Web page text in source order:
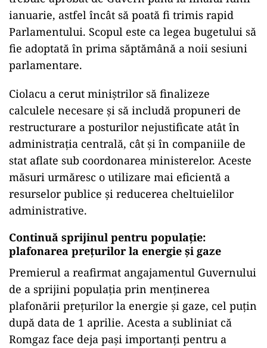
ianuarie, astfel încât să poată fi trimis rapid
Parlamentului. Scopul este ca legea bugetului să
fie adoptată în prima săptămână a noii sesiuni
parlamentare.
Ciolacu a cerut miniștrilor să finalizeze
calculele necesare și să includă propuneri de
restructurare a posturilor nejustificate atât în
administrația centrală, cât și în companiile de
stat aflate sub coordonarea ministerelor. Aceste
măsuri urmăresc o utilizare mai eficientă a
resurselor publice și reducerea cheltuielilor
administrative.
Continuă sprijinul pentru populație:
plafonarea prețurilor la energie și gaze
Premierul a reafirmat angajamentul Guvernului
de a sprijini populația prin menținerea
plafonării prețurilor la energie și gaze, cel puțin
după data de 1 aprilie. Acesta a subliniat că
Romgaz face deja pași importanți pentru a